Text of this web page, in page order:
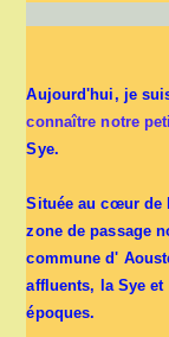
Aujourd'hui, je
connaître notre
Sye.
Située au cœur de
zone de passage
commune d'
affluents, la Sye et
époques.